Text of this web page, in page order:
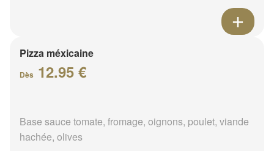
Pizza méxicaine
Dès 12.95 €
Base sauce tomate, fromage, oignons, poulet, viande
hachée, olives